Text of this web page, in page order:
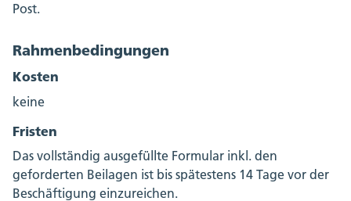
Post.
Rahmenbedingungen
Kosten
keine
Fristen
Das vollständig ausgefüllte Formular inkl. den
geforderten Beilagen ist bis spätestens 14 Tage vor der
Beschäftigung einzureichen.